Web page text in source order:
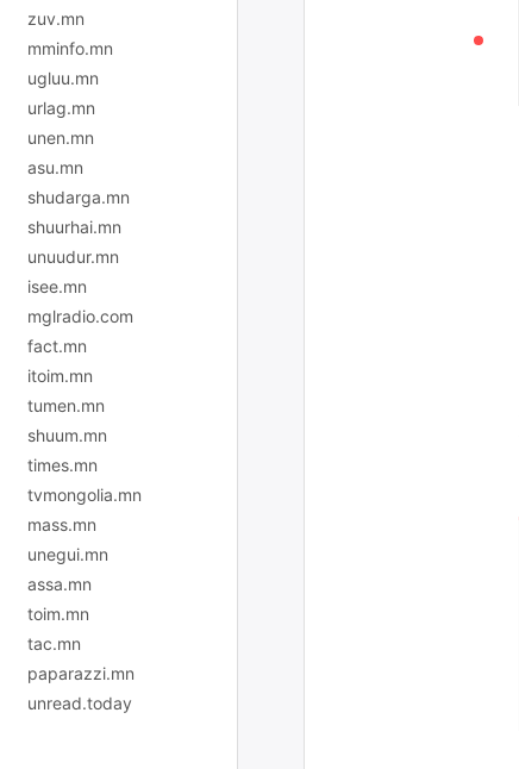
zuv.mn
mminfo.mn
ugluu.mn
urlag.mn
unen.mn
asu.mn
shudarga.mn
shuurhai.mn
unuudur.mn
isee.mn
mglradio.com
fact.mn
itoim.mn
tumen.mn
shuum.mn
times.mn
tvmongolia.mn
mass.mn
unegui.mn
assa.mn
toim.mn
tac.mn
paparazzi.mn
unread.today